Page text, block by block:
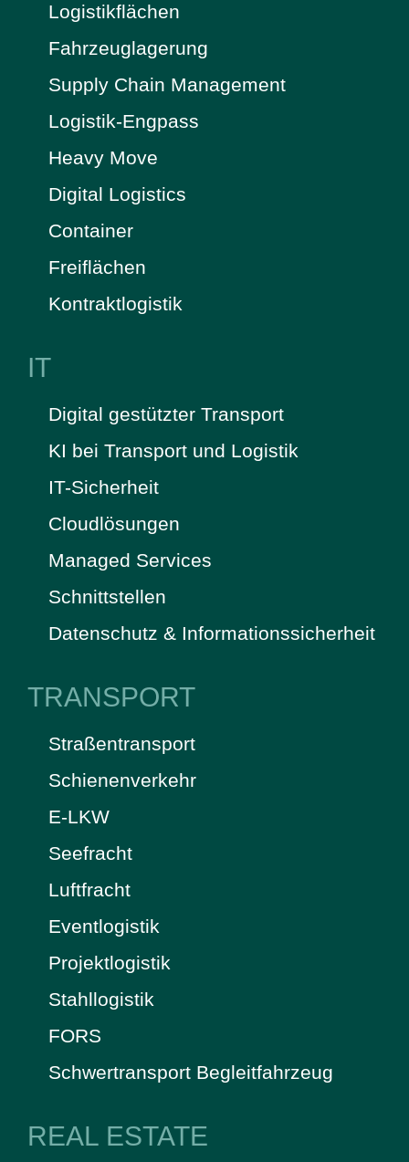
Logistikflächen
Fahrzeuglagerung
Supply Chain Management
Logistik-Engpass
Heavy Move
Digital Logistics
Container
Freiflächen
Kontraktlogistik
IT
Digital gestützter Transport
KI bei Transport und Logistik
IT-Sicherheit
Cloudlösungen
Managed Services
Schnittstellen
Datenschutz & Informationssicherheit
TRANSPORT
Straßentransport
Schienenverkehr
E-LKW
Seefracht
Luftfracht
Eventlogistik
Projektlogistik
Stahllogistik
FORS
Schwertransport Begleitfahrzeug
REAL ESTATE